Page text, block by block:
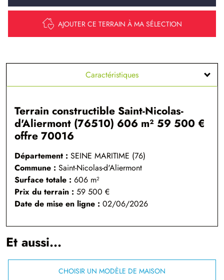
AJOUTER CE TERRAIN À MA SÉLECTION
Caractéristiques
Terrain constructible Saint-Nicolas-
d'Aliermont (76510) 606 m² 59 500 €
offre 70016
Département : SEINE MARITIME (76)
Commune : Saint-Nicolas-d'Aliermont
Surface totale : 606 m²
Prix du terrain : 59 500 €
Date de mise en ligne : 02/06/2026
Et aussi...
CHOISIR UN MODÈLE DE MAISON